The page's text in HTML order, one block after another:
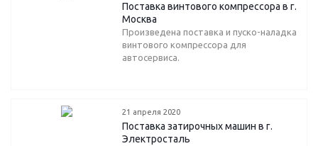
Поставка винтового компрессора в г.
Москва
Произведена поставка и пуско-наладка
винтового компрессора для
автосервиса.
21 апреля 2020
Поставка затирочных машин в г.
Электросталь